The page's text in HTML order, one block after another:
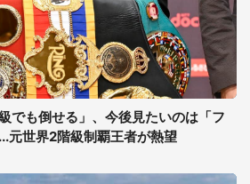
でも倒せる」、今後見たいのは「フ
元世界2階級制覇王者が熱望